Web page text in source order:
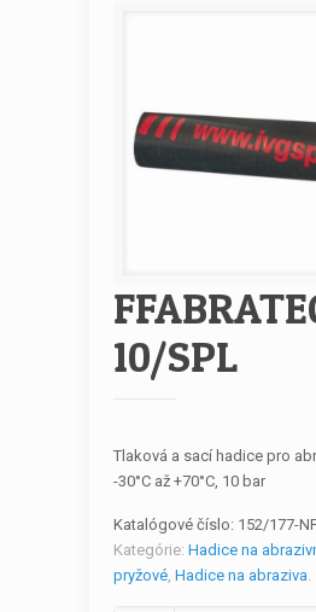
10/SPL
Tlaková a sací hadice pro
-30°C až +70°C, 10 bar
Katalógové číslo: 152/177-
Kategórie: Hadice na
pryžové, Hadice na abraziva.